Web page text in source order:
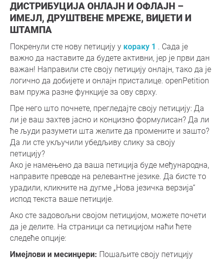
ДИСТРИБУЦИЈА ОНЛАЈН И ОФЛАЈН –
ИМЕЈЛ, ДРУШТВЕНЕ МРЕЖЕ, ВИЏЕТИ И
ШТАМПА
Покренули сте нову петицију у кораку 1 . Сада је
важно да наставите да будете активни, јер је први дан
важан! Направили сте своју петицију онлајн, тако да је
логично да добијете и онлајн присталице. openPetition
вам пружа разне функције за ову сврху.
Пре него што почнете, прегледајте своју петицију: Да
ли је ваш захтев јасно и концизно формулисан? Да ли
ће људи разумети шта желите да промените и зашто?
Да ли сте укључили убедљиву слику за своју
петицију?
Ако је намењено да ваша петиција буде међународна,
направите преводе на релевантне језике. Да бисте то
урадили, кликните на дугме „Нова језичка верзија“
испод текста ваше петиције.
Ако сте задовољни својом петицијом, можете почети
да је делите. На страници са петицијом наћи ћете
следеће опције:
Имејлови и месинџери: Пошаљите своју петицију